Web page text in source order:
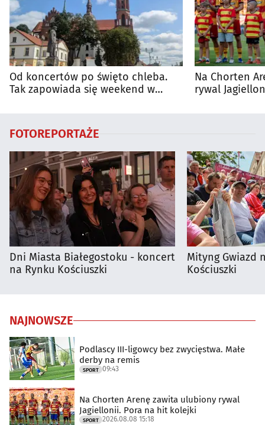
Od koncertów po święto chleba.
Tak zapowiada się weekend w
Na Chorten
rywal
FOTOREPORTAŻE
Dni Miasta Białegostoku - koncert
na Rynku Kościuszki
Mityng Gwiazd
Kościuszki
NAJNOWSZE
Podlascy III-ligowcy bez zwycięstwa. Małe
derby na remis
SPORT 09:43
Na Chorten Arenę zawita ulubiony rywal
Jagiellonii. Pora na hit kolejki
SPORT 2026.08.08 15:18